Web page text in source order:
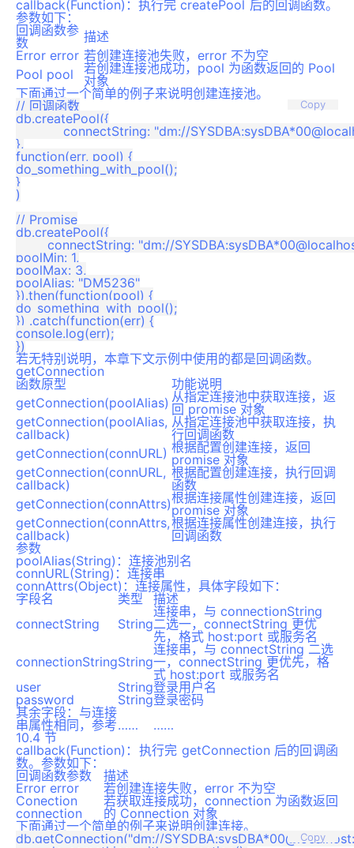
callback(Function)：执行完 createPool 后的回调函数。
参数如下：
回调函数参
数
描述
Error error 若创建连接池失败，error 不为空
Pool pool
若创建连接池成功，pool 为函数返回的 Pool
对象
下面通过一个简单的例子来说明创建连接池。
Copy
// 回调函数
db.createPool({
},
function(err, pool) {
do_something_with_pool();
}
)
// Promise
db.createPool({
poolMin: 1,
poolMax: 3,
poolAlias: "DM5236"
}).then(function(pool) {
do_something_with_pool();
}) .catch(function(err) {
console.log(err);
若无特别说明，本章下文示例中使用的都是回调函数。
getConnection
函数原型
功能说明
getConnection(poolAlias) 从指定连接池中获取连接，返
回 promise 对象
getConnection(poolAlias,
callback)
从指定连接池中获取连接，执
行回调函数
getConnection(connURL) 根据配置创建连接，返回
promise 对象
getConnection(connURL,
callback)
根据配置创建连接，执行回调
函数
getConnection(connAttrs)根据连接属性创建连接，返回
promise 对象
getConnection(connAttrs,
callback)
根据连接属性创建连接，执行
回调函数
参数
poolAlias(String)：连接池别名
connURL(String)：连接串
connAttrs(Object)：连接属性，具体字段如下：
字段名
类型
描述
connectString
String
连接串，与 connectionString
二选一，connectString 更优
先，格式 host:port 或服务名
connectionStringString
连接串，与 connectString 二选
一，connectString 更优先，格
式 host:port 或服务名
user
String登录用户名
password
String登录密码
其余字段：与连接
串属性相同，参考
10.4 节
……
……
callback(Function)：执行完 getConnection 后的回调函
数。参数如下：
回调函数参数
描述
Error error
若创建连接失败，error 不为空
Conection
connection
若获取连接成功，connection 为函数返回
的 Connection 对象
下面通过一个简单的例子来说明创建连接。
Copy
db.getConnection("dm://